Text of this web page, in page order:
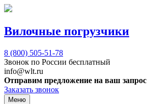
Вилочные погрузчики
8 (800) 505-51-78
Звонок по России бесплатный
info@wlt.ru
Отправим предложение на ваш запрос
Заказать звонок
Меню